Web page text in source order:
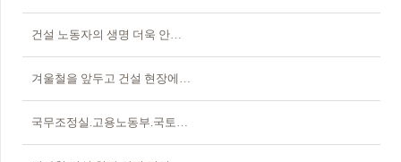
건설 노동자의 생명 더욱 안전하게 지키겠습니다
겨울철을 앞두고 건설 현장에 대한 안전 점검 실시
국무조정실.고용노동부.국토교통부.지자체 등 관계기관 합동, 건설현장 사고 예방 고강도 현장점검 시행